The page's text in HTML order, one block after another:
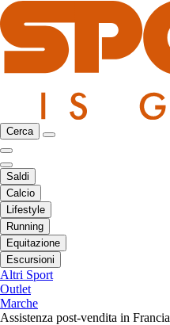
Cerca
Saldi
Calcio
Lifestyle
Running
Equitazione
Escursioni
Altri Sport
Outlet
Marche
Assistenza post-vendita in Francia